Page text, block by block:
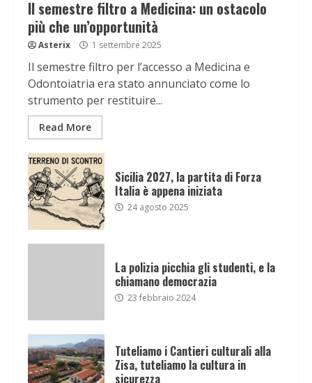
Il semestre filtro a Medicina: un ostacolo
più che un’opportunità
Asterix 1 settembre 2025
Il semestre filtro per l’accesso a Medicina e
Odontoiatria era stato annunciato come lo
strumento per restituire...
Read More
Sicilia 2027, la partita di Forza
Italia è appena iniziata
24 agosto 2025
La polizia picchia gli studenti, e la
chiamano democrazia
23 febbraio 2024
Tuteliamo i Cantieri culturali alla
Zisa, tuteliamo la cultura in
sicurezza